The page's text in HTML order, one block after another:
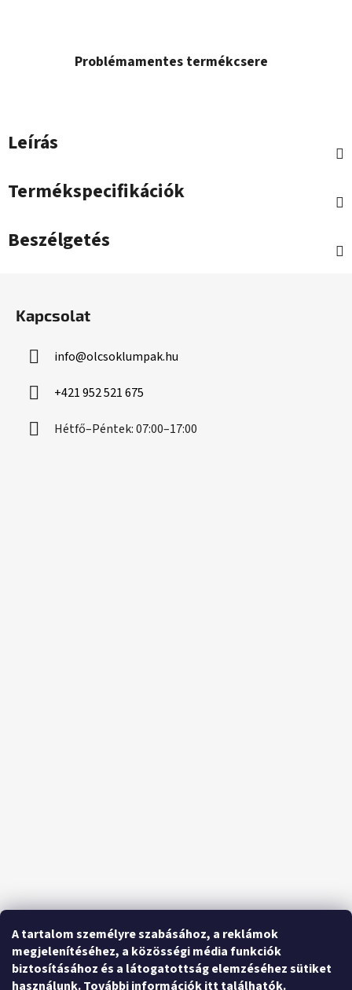
A tartalom személyre szabásához, a reklámok
megjelenítéséhez, a közösségi média funkciók
biztosításához és a látogatottság elemzéséhez sütiket
használunk.További információk itt találhatók.
Problémamentes termékcsere
Leírás
Termékspecifikációk
Beszélgetés
Kapcsolat
info@olcsoklumpak.hu
+421 952 521 675
Hétfő–Péntek: 07:00–17:00